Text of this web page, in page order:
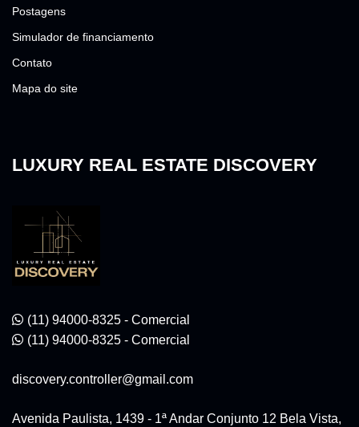
Postagens
Simulador de financiamento
Contato
Mapa do site
LUXURY REAL ESTATE DISCOVERY
(11) 94000-8325 - Comercial
(11) 94000-8325 - Comercial
discovery.controller@gmail.com
Avenida Paulista, 1439 - 1ª Andar Conjunto 12 Bela Vista,